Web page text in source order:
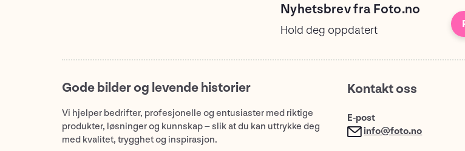
Nyhetsbrev fra Foto.no
Hold deg oppdatert
Gode bilder og levende historier
Vi hjelper bedrifter, profesjonelle og entusiaster med riktige
produkter, løsninger og kunnskap – slik at du kan uttrykke deg
med kvalitet, trygghet og inspirasjon.
Kontakt oss
E-post
info@foto.no